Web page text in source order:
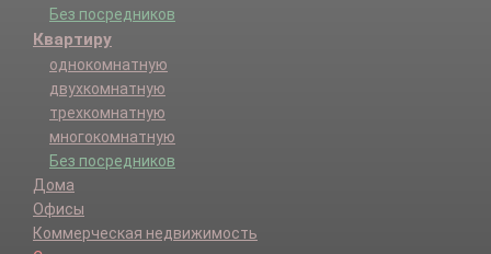
Без посредников
Квартиру
однокомнатную
двухкомнатную
трехкомнатную
многокомнатную
Без посредников
Дома
Офисы
Коммерческая недвижимость